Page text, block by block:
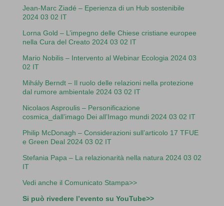
Jean-Marc Ziadé – Eperienza di un Hub sostenibile
2024 03 02 IT
Lorna Gold – L’impegno delle Chiese cristiane europee
nella Cura del Creato 2024 03 02 IT
Mario Nobilis – Intervento al Webinar Ecologia 2024 03
02 IT
Mihály Berndt – Il ruolo delle relazioni nella protezione
dal rumore ambientale 2024 03 02 IT
Nicolaos Asproulis – Personificazione
cosmica_dall’imago Dei all’Imago mundi 2024 03 02 IT
Philip McDonagh – Considerazioni sull’articolo 17 TFUE
e Green Deal 2024 03 02 IT
Stefania Papa – La relazionarità nella natura 2024 03 02
IT
Vedi anche il Comunicato Stampa>>
Si può rivedere l’evento su YouTube>>